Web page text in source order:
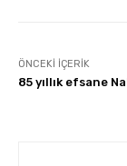
ÖNCEKI İÇERIK
85 yıllık efsane